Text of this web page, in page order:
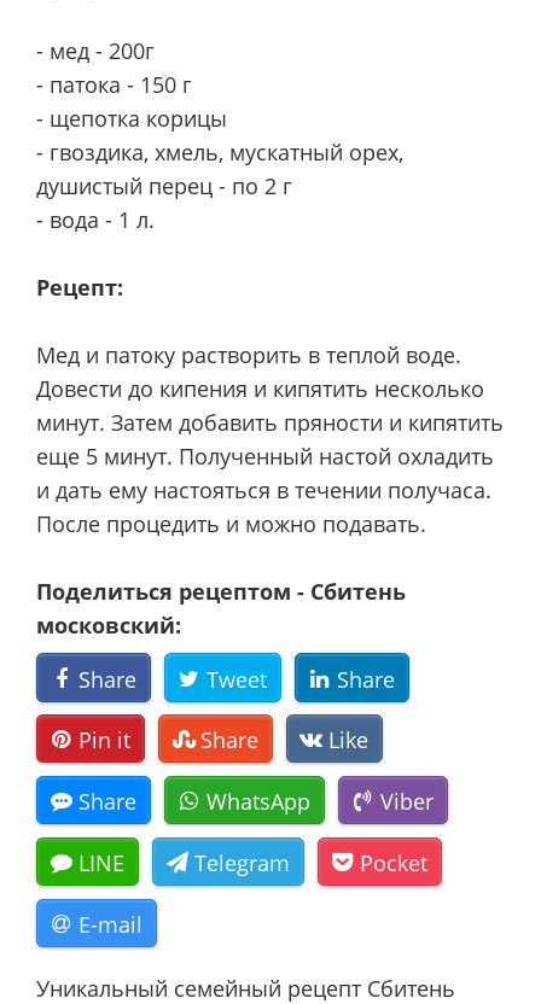
- мед - 200г
- патока - 150 г
- щепотка корицы
- гвоздика, хмель, мускатный орех,
душистый перец - по 2 г
- вода - 1 л.
Рецепт:
Мед и патоку растворить в теплой воде.
Довести до кипения и кипятить несколько
минут. Затем добавить пряности и кипятить
еще 5 минут. Полученный настой охладить
и дать ему настояться в течении получаса.
После процедить и можно подавать.
Поделиться рецептом - Сбитень
московский:
Share
Tweet Share
Pin it Share Like
Share WhatsApp Viber
LINE Telegram Pocket
E-mail
Уникальный семейный рецепт Сбитень